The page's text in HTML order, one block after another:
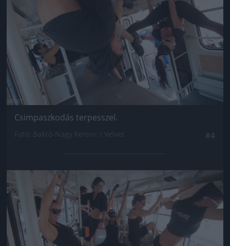
Csimpaszkodás terpesszel.
Jön még kép!